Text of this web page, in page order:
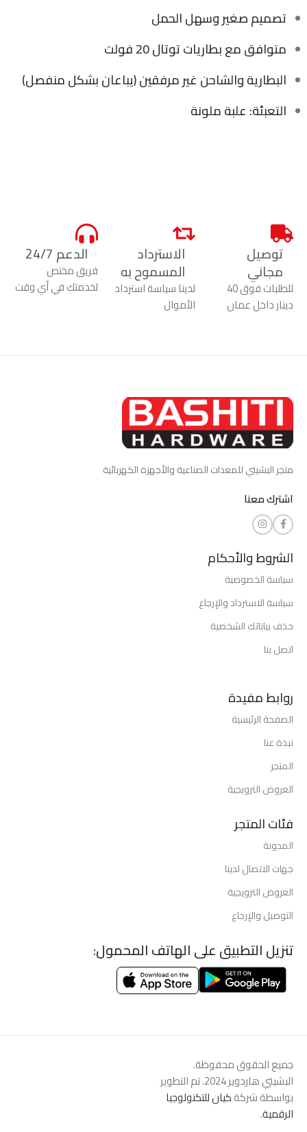
تصميم صغير وسهل الحمل
متوافق مع بطاريات توتال 20 فولت
البطارية والشاحن غير مرفقين (يباعان بشكل منفصل)
التعبئة: علبة ملونة
توصيل
مجاني
للطلبات فوق 40
دينار داخل عمان
الاسترداد
المسموح به
لدينا سياسة استرداد
الأموال
الدعم 24/7
فريق مختص
لخدمتك في أي وقت
متجر البشيتي للمعدات الصناعية والأجهزة الكهربائية
اشترك معنا
الشروط والأحكام
سياسة الخصوصية
سياسة الاسترداد والإرجاع
حذف بياناتك الشخصية
اتصل بنا
روابط مفيدة
الصفحة الرئيسية
نبذة عنا
المتجر
العروض الترويجية
فئات المتجر
المدونة
جهات الاتصال لدينا
العروض الترويجية
التوصيل والإرجاع
تنزيل التطبيق على الهاتف المحمول:
جميع الحقوق محفوظة.
البشيتي هاردوير 2024. تم التطوير
بواسطة شركةكيان للتكنولوجيا
الرقمية.